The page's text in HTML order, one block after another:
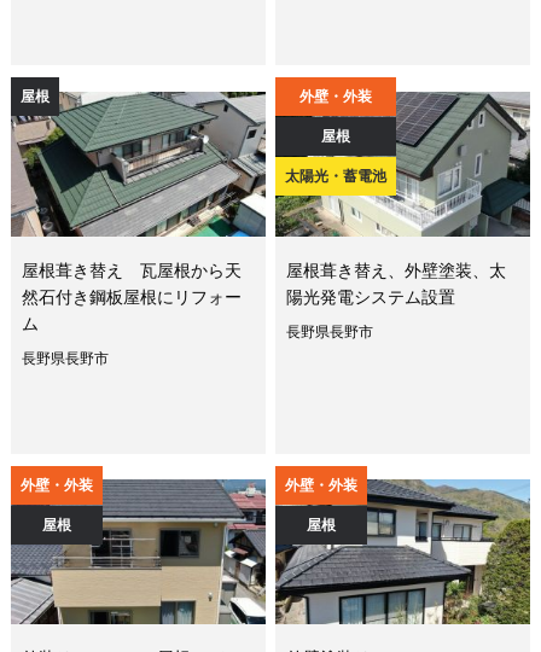
屋根
屋根葺き替え 瓦屋根から天
然石付き鋼板屋根にリフォー
ム
長野県長野市
外壁・外装
屋根
太陽光・蓄電池
屋根葺き替え、外壁塗装、太
陽光発電システム設置
長野県長野市
外壁・外装
屋根
外壁・外装
屋根